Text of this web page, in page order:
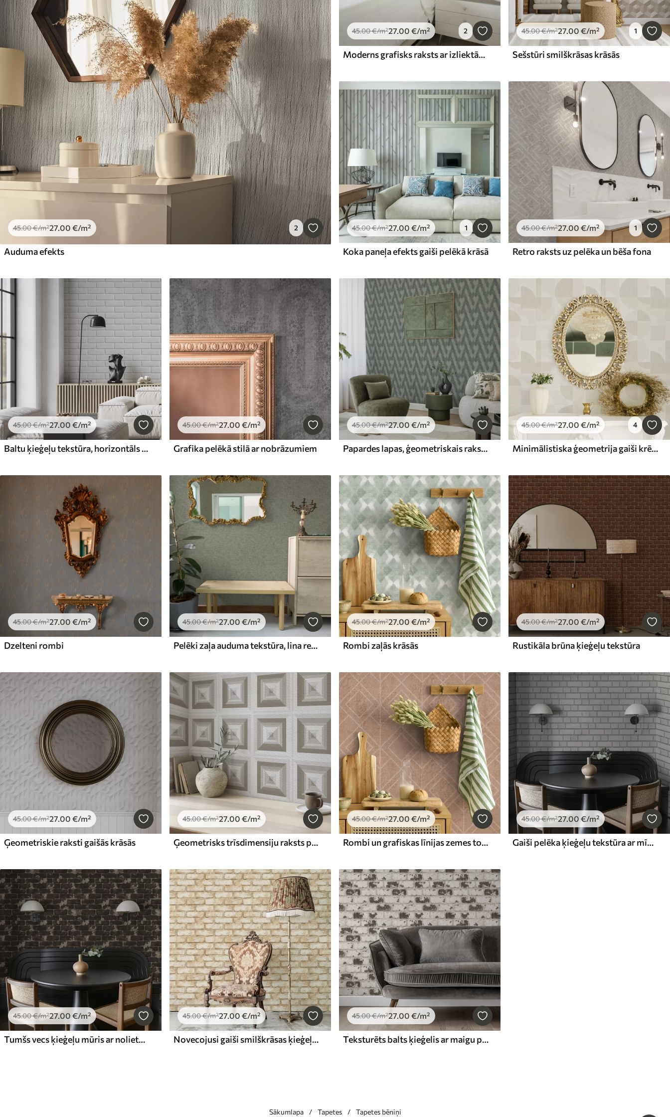
45.00€/m²27.00 €/m² 2
Auduma efekts
45.00€/m²27.00 €/m² 2
Moderns grafisks raksts ar izliektām līnijām
45.00€/m²27.00 €/m² 1
Sešstūri smilškrāsas krāsās
45.00€/m²27.00 €/m² 1
Koka paneļa efekts gaiši pelēkā krāsā
45.00€/m²27.00 €/m² 1
Retro raksts uz pelēka un bēša fona
45.00€/m²27.00 €/m²
Baltu ķieģeļu tekstūra, horizontāls izkārtojums
45.00€/m²27.00 €/m²
Grafika pelēkā stilā ar nobrāzumiem
45.00€/m²27.00 €/m²
Papardes lapas, ģeometriskais raksts, zaļa un zila krāsa
45.00€/m²27.00 €/m² 4
Minimālistiska ģeometrija gaiši krēmkrāsas paletē
45.00€/m²27.00 €/m²
Dzelteni rombi
45.00€/m²27.00 €/m²
Pelēki zaļa auduma tekstūra, lina režģa raksts
45.00€/m²27.00 €/m²
Rombi zaļās krāsās
45.00€/m²27.00 €/m²
Rustikāla brūna ķieģeļu tekstūra
45.00€/m²27.00 €/m²
Ģeometriskie raksti gaišās krāsās
45.00€/m²27.00 €/m²
Ģeometrisks trīsdimensiju raksts pelēkā un bēšā krāsā
45.00€/m²27.00 €/m²
Rombi un grafiskas līnijas zemes toņos
45.00€/m²27.00 €/m²
Gaiši pelēka ķieģeļu tekstūra ar mīkstām malām
45.00€/m²27.00 €/m²
Tumšs vecs ķieģeļu mūris ar nolietotām vietām
45.00€/m²27.00 €/m²
Novecojusi gaiši smilškrāsas ķieģeļu tekstūra
45.00€/m²27.00 €/m²
Teksturēts balts ķieģelis ar maigu pelēku nokrāsu
Sākumlapa Tapetes Tapetes bēniņi